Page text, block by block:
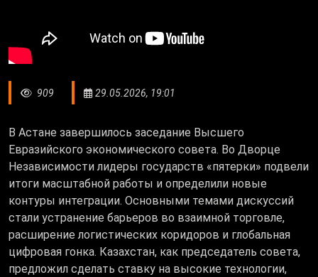
909 29.05.2026, 19:01
В Астане завершилось заседание Высшего
Евразийского экономического совета. Во Дворце
Независимости лидеры государств «пятерки» подвели
итоги масштабной работы и определили новые
контуры интеграции. Основными темами дискуссий
стали устранение барьеров во взаимной торговле,
расширение логистических коридоров и глобальная
цифровая гонка. Казахстан, как председатель совета,
предложил сделать ставку на высокие технологии,